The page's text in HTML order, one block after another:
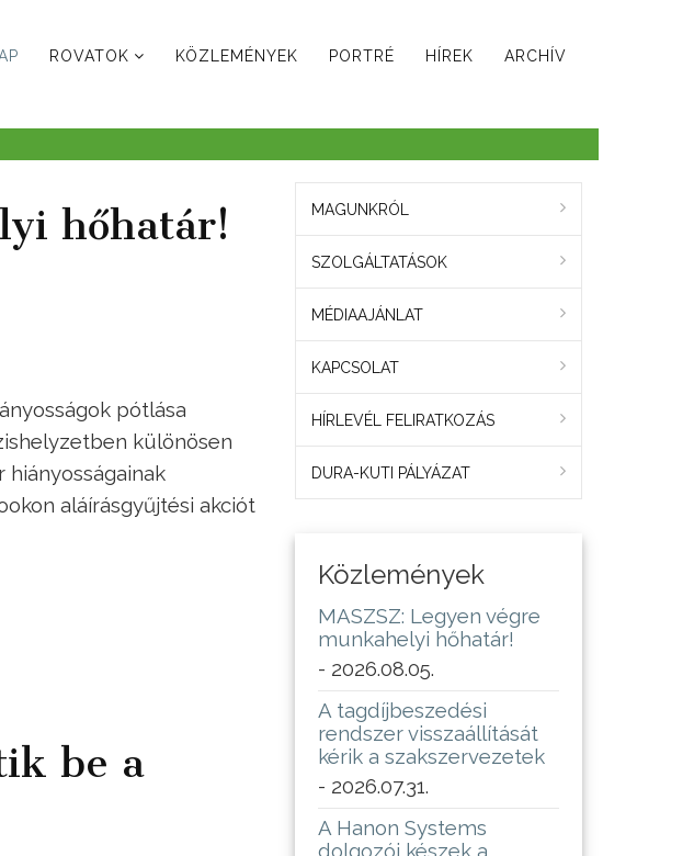
ROVATOK KÖZLEMÉNYEK PORTRÉ HÍREK ARCHÍV
hőhatár!
pótlása
különösen
aláírásgyűjtési akciót
be a
MAGUNKRÓL
SZOLGÁLTATÁSOK
MÉDIAAJÁNLAT
KAPCSOLAT
HÍRLEVÉL FELIRATKOZÁS
DURA-KUTI PÁLYÁZAT
Közlemények
MASZSZ: Legyen végre
munkahelyi hőhatár!
- 2026.08.05.
A tagdíjbeszedési
rendszer visszaállítását
kérik a szakszervezetek
- 2026.07.31.
A Hanon Systems
dolgozói készek a